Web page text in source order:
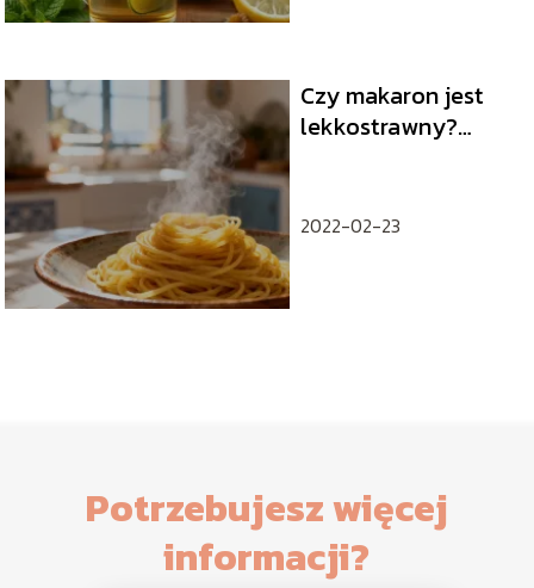
Czy makaron jest
lekkostrawny?
2022-02-23
Potrzebujesz więcej
informacji?